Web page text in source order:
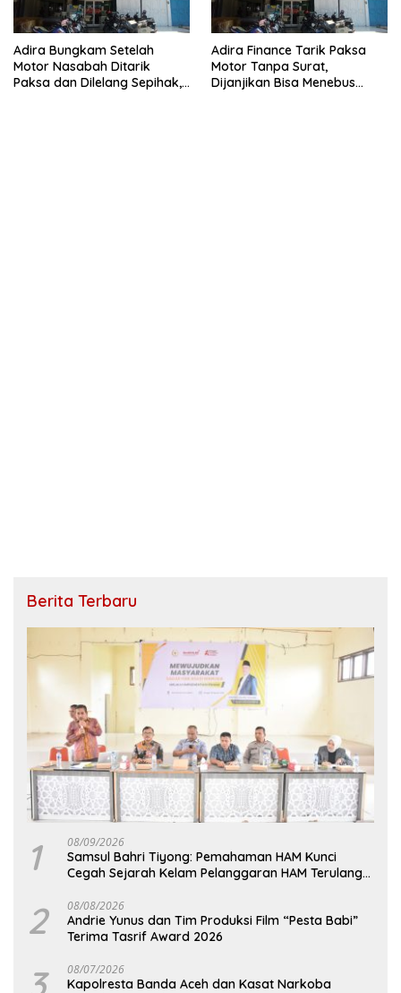
Adira Bungkam Setelah
Motor Nasabah Ditarik
Paksa dan Dilelang Sepihak,
Adira Finance Tarik Paksa
Motor Tanpa Surat,
Dijanjikan Bisa Menebus
Berita Terbaru
1 08/09/2026
Samsul Bahri Tiyong: Pemahaman HAM Kunci
Cegah Sejarah Kelam Pelanggaran HAM Terulang
2 08/08/2026
Andrie Yunus dan Tim Produksi Film “Pesta Babi”
Terima Tasrif Award 2026
08/07/2026
Kapolresta Banda Aceh dan Kasat Narkoba